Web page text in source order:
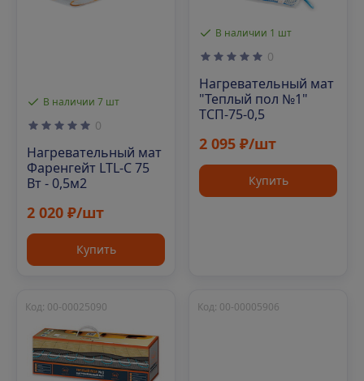
В наличии 7 шт
0
Нагревательный мат
Фаренгейт LTL-C 75
Вт - 0,5м2
2 020 ₽/шт
Купить
В наличии 1 шт
0
Нагревательный мат
"Теплый пол №1"
ТСП-75-0,5
2 095 ₽/шт
Купить
Код: 00-00025090 Код: 00-00005906